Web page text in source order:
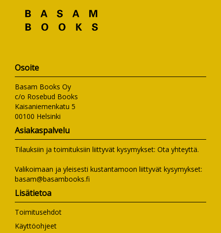
Osoite
Basam Books Oy
c/o Rosebud Books
Kaisaniemenkatu 5
00100 Helsinki
Asiakaspalvelu
Tilauksiin ja toimituksiin liittyvät kysymykset: Ota yhteyttä.
Valikoimaan ja yleisesti kustantamoon liittyvät kysymykset:
basam@basambooks.fi
Lisätietoa
Toimitusehdot
Käyttöohjeet